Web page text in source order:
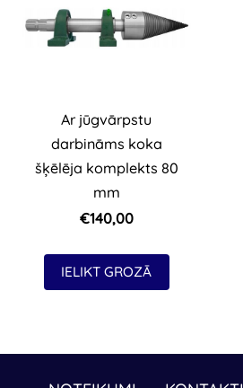
Ar jūgvārpstu
darbināms koka
šķēlēja komplekts 80
mm
€140,00
IELIKT GROZĀ